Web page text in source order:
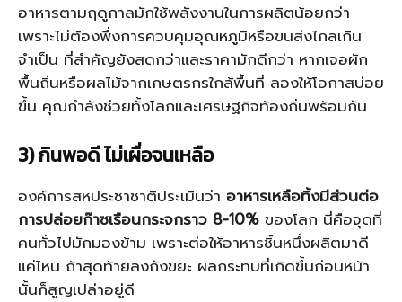
อาหารตามฤดูกาลมักใช้พลังงานในการผลิตน้อยกว่า
เพราะไม่ต้องพึ่งการควบคุมอุณหภูมิหรือขนส่งไกลเกิน
จำเป็น ที่สำคัญยังสดกว่าและราคามักดีกว่า หากเจอผัก
พื้นถิ่นหรือผลไม้จากเกษตรกรใกล้พื้นที่ ลองให้โอกาสบ่อย
ขึ้น คุณกำลังช่วยทั้งโลกและเศรษฐกิจท้องถิ่นพร้อมกัน
3) กินพอดี ไม่เผื่อจนเหลือ
องค์การสหประชาชาติประเมินว่า อาหารเหลือทิ้งมีส่วนต่อ
การปล่อยก๊าซเรือนกระจกราว 8-10% ของโลก นี่คือจุดที่
คนทั่วไปมักมองข้าม เพราะต่อให้อาหารชิ้นหนึ่งผลิตมาดี
แค่ไหน ถ้าสุดท้ายลงถังขยะ ผลกระทบที่เกิดขึ้นก่อนหน้า
นั้นก็สูญเปล่าอยู่ดี